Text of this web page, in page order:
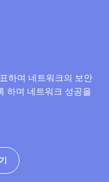
하며 네트워크의 보안
하며 네트워크 성공을